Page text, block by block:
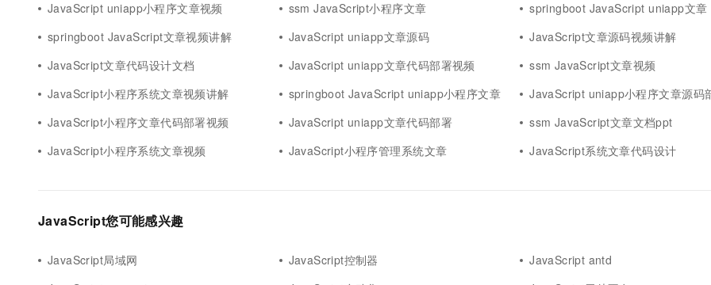
JavaScript uniapp小程序文章视频 ssm JavaScript小程序文章
springboot JavaScript uniapp文章
springboot JavaScript文章视频讲解
JavaScript uniapp文章源码
JavaScript文章源码视频讲解
JavaScript文章代码设计文档
JavaScript uniapp文章代码部署视频
ssm JavaScript文章视频
JavaScript小程序系统文章视频讲解
springboot JavaScript uniapp小程序文章
JavaScript uniapp小程序文章源码
JavaScript小程序文章代码部署视频
JavaScript uniapp文章代码部署
ssm JavaScript文章文档ppt
JavaScript小程序系统文章视频
JavaScript小程序管理系统文章 JavaScript系统文章代码设计
JavaScript您可能感兴趣
JavaScript局域网 JavaScript控制器
JavaScript antd